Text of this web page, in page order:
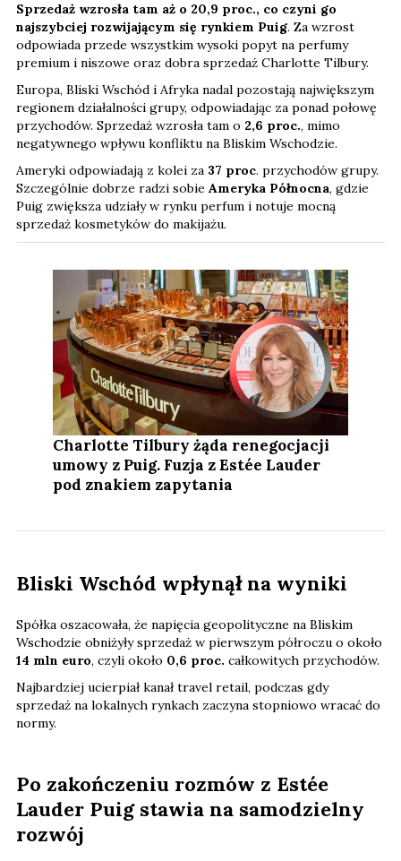
Sprzedaż wzrosła tam aż o 20,9 proc., co czyni go
najszybciej rozwijającym się rynkiem Puig. Za wzrost
odpowiada przede wszystkim wysoki popyt na perfumy
premium i niszowe oraz dobra sprzedaż Charlotte Tilbury.
Europa, Bliski Wschód i Afryka nadal pozostają największym
regionem działalności grupy, odpowiadając za ponad połowę
przychodów. Sprzedaż wzrosła tam o 2,6 proc., mimo
negatywnego wpływu konfliktu na Bliskim Wschodzie.
Ameryki odpowiadają z kolei za 37 proc. przychodów grupy.
Szczególnie dobrze radzi sobie Ameryka Północna, gdzie
Puig zwiększa udziały w rynku perfum i notuje mocną
sprzedaż kosmetyków do makijażu.
Charlotte Tilbury żąda renegocjacji
umowy z Puig. Fuzja z Estée Lauder
pod znakiem zapytania
Bliski Wschód wpłynął na wyniki
Spółka oszacowała, że napięcia geopolityczne na Bliskim
Wschodzie obniżyły sprzedaż w pierwszym półroczu o około
14 mln euro, czyli około 0,6 proc. całkowitych przychodów.
Najbardziej ucierpiał kanał travel retail, podczas gdy
sprzedaż na lokalnych rynkach zaczyna stopniowo wracać do
normy.
Po zakończeniu rozmów z Estée
Lauder Puig stawia na samodzielny
rozwój